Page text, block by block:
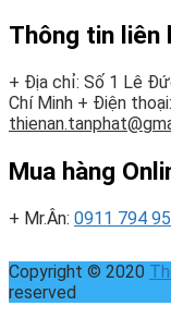
Thông tin liên
+ Địa chỉ: Số 1 Lê
Chí Minh + Điện thoại:
Mua hàng
+ Mr.Ân: 0911 794
Copyright © 2020
reserved